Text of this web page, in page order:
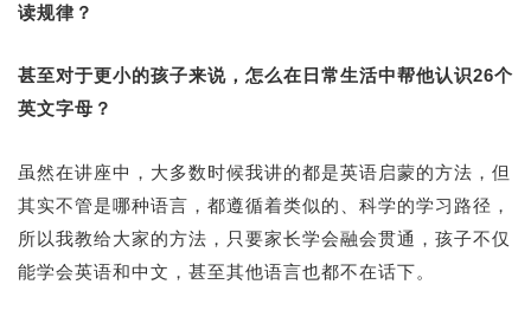
读规律？
甚至对于更小的孩子来说，怎么在日常生活中帮他认识26个
英文字母？
虽然在讲座中，大多数时候我讲的都是英语启蒙的方法，但
其实不管是哪种语言，都遵循着类似的、科学的学习路径，
所以我教给大家的方法，只要家长学会融会贯通，孩子不仅
能学会英语和中文，甚至其他语言也都不在话下。